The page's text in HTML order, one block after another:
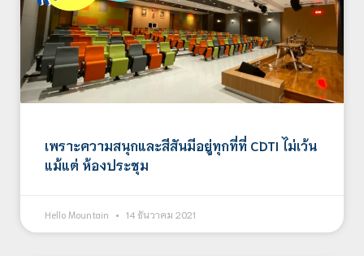
เพราะความสนุกและสีสันมีอยู่ทุกที่ที่ CDTI ไม่เว้น
แม้แต่ ห้องประชุม
Hello Mountain 14 ธันวาคม 2021